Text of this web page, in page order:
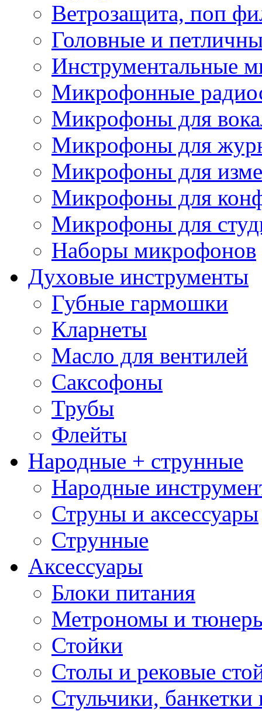
Ветрозащита, поп
Головные и
Инструментальные
Микрофонные
Микрофоны для
Микрофоны для
Микрофоны для
Микрофоны для
Микрофоны для
Наборы микрофонов
Духовые инструменты
Губные гармошки
Кларнеты
Масло для вентилей
Саксофоны
Трубы
Флейты
Народные + струнные
Народные
Струны и аксессуары
Струнные
Аксессуары
Блоки питания
Метрономы и
Стойки
Столы и рековые
Стульчики, банкетки